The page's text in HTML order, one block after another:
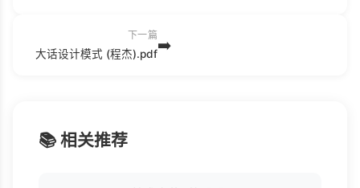
下一篇
大话设计模式 (程杰).pdf➡️
📚 相关推荐